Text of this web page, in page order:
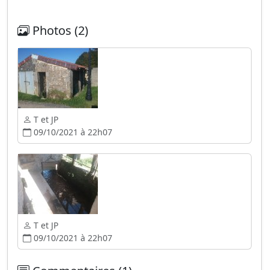
Photos (2)
T et JP
09/10/2021 à 22h07
T et JP
09/10/2021 à 22h07